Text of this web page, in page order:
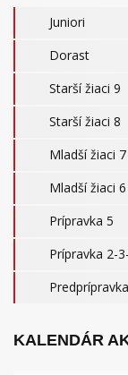
Juniori
Dorast
Starší žiaci 9
Starší žiaci 8
Mladší žiaci 7
Mladší žiaci 6
Prípravka 5
Prípravka 2-
KALENDÁR